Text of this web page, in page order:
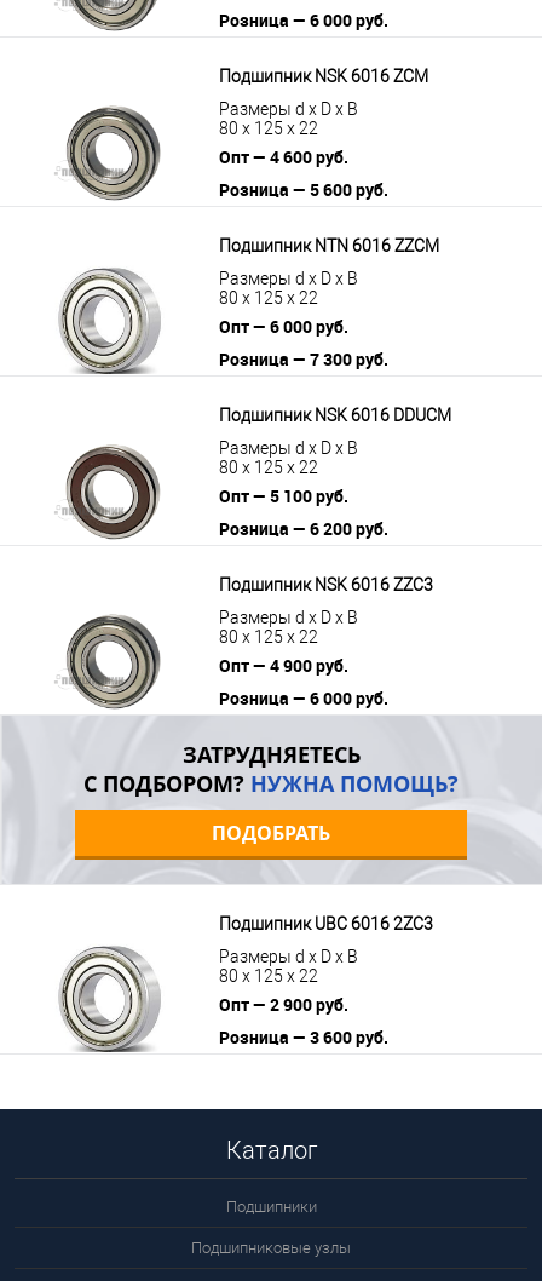
Розница — 6 000 руб.
Подшипник NSK 6016 ZCM
Размеры d x D x B
80 x 125 x 22
Опт — 4 600 руб.
Розница — 5 600 руб.
Подшипник NTN 6016 ZZCM
Размеры d x D x B
80 x 125 x 22
Опт — 6 000 руб.
Розница — 7 300 руб.
Подшипник NSK 6016 DDUCM
Размеры d x D x B
80 x 125 x 22
Опт — 5 100 руб.
Розница — 6 200 руб.
Подшипник NSK 6016 ZZC3
Размеры d x D x B
80 x 125 x 22
Опт — 4 900 руб.
Розница — 6 000 руб.
ЗАТРУДНЯЕТЕСЬ
С ПОДБОРОМ? НУЖНА ПОМОЩЬ?
ПОДОБРАТЬ
Подшипник UBC 6016 2ZC3
Размеры d x D x B
80 x 125 x 22
Опт — 2 900 руб.
Розница — 3 600 руб.
Каталог
Подшипники
Подшипниковые узлы